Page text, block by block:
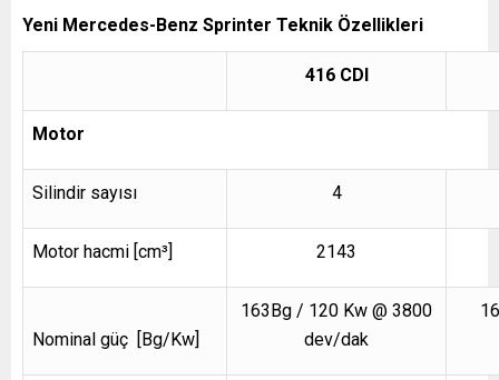
Yeni Mercedes-Benz Sprinter Teknik Özellikleri
416 CDI
Motor
Silindir sayısı 4
Motor hacmi [cm³] 2143
Nominal güç [Bg/Kw]
163Bg / 120 Kw @ 3800
dev/dak